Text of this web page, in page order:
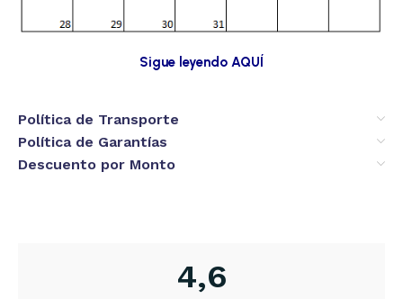
Sigue leyendo AQUÍ
Política de Transporte
Política de Garantías
Descuento por Monto
4,6